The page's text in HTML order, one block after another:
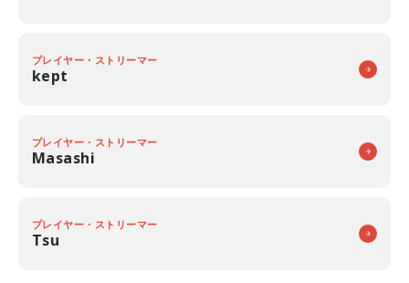
プレイヤー・ストリーマー
kept
プレイヤー・ストリーマー
Masashi
プレイヤー・ストリーマー
Tsu